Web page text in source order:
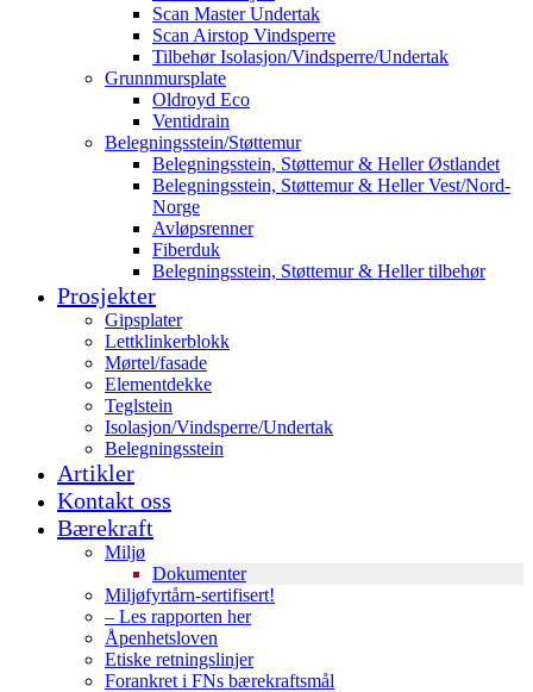
Scan Master Undertak
Scan Airstop Vindsperre
Tilbehør Isolasjon/Vindsperre/Undertak
Grunnmursplate
Oldroyd Eco
Ventidrain
Belegningsstein/Støttemur
Belegningsstein, Støttemur & Heller Østlandet
Belegningsstein, Støttemur & Heller Vest/Nord-
Norge
Avløpsrenner
Fiberduk
Belegningsstein, Støttemur & Heller tilbehør
Prosjekter
Gipsplater
Lettklinkerblokk
Mørtel/fasade
Elementdekke
Teglstein
Isolasjon/Vindsperre/Undertak
Belegningsstein
Artikler
Kontakt oss
Bærekraft
Miljø
Dokumenter
Miljøfyrtårn-sertifisert!
– Les rapporten her
Åpenhetsloven
Etiske retningslinjer
Forankret i FNs bærekraftsmål